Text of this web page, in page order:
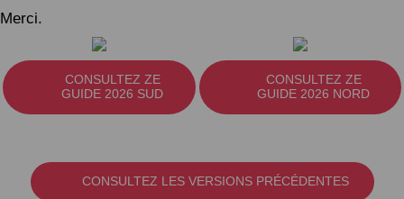
Merci.
CONSULTEZ ZE
GUIDE 2026 SUD
CONSULTEZ ZE
GUIDE 2026 NORD
CONSULTEZ LES VERSIONS PRÉCÉDENTES